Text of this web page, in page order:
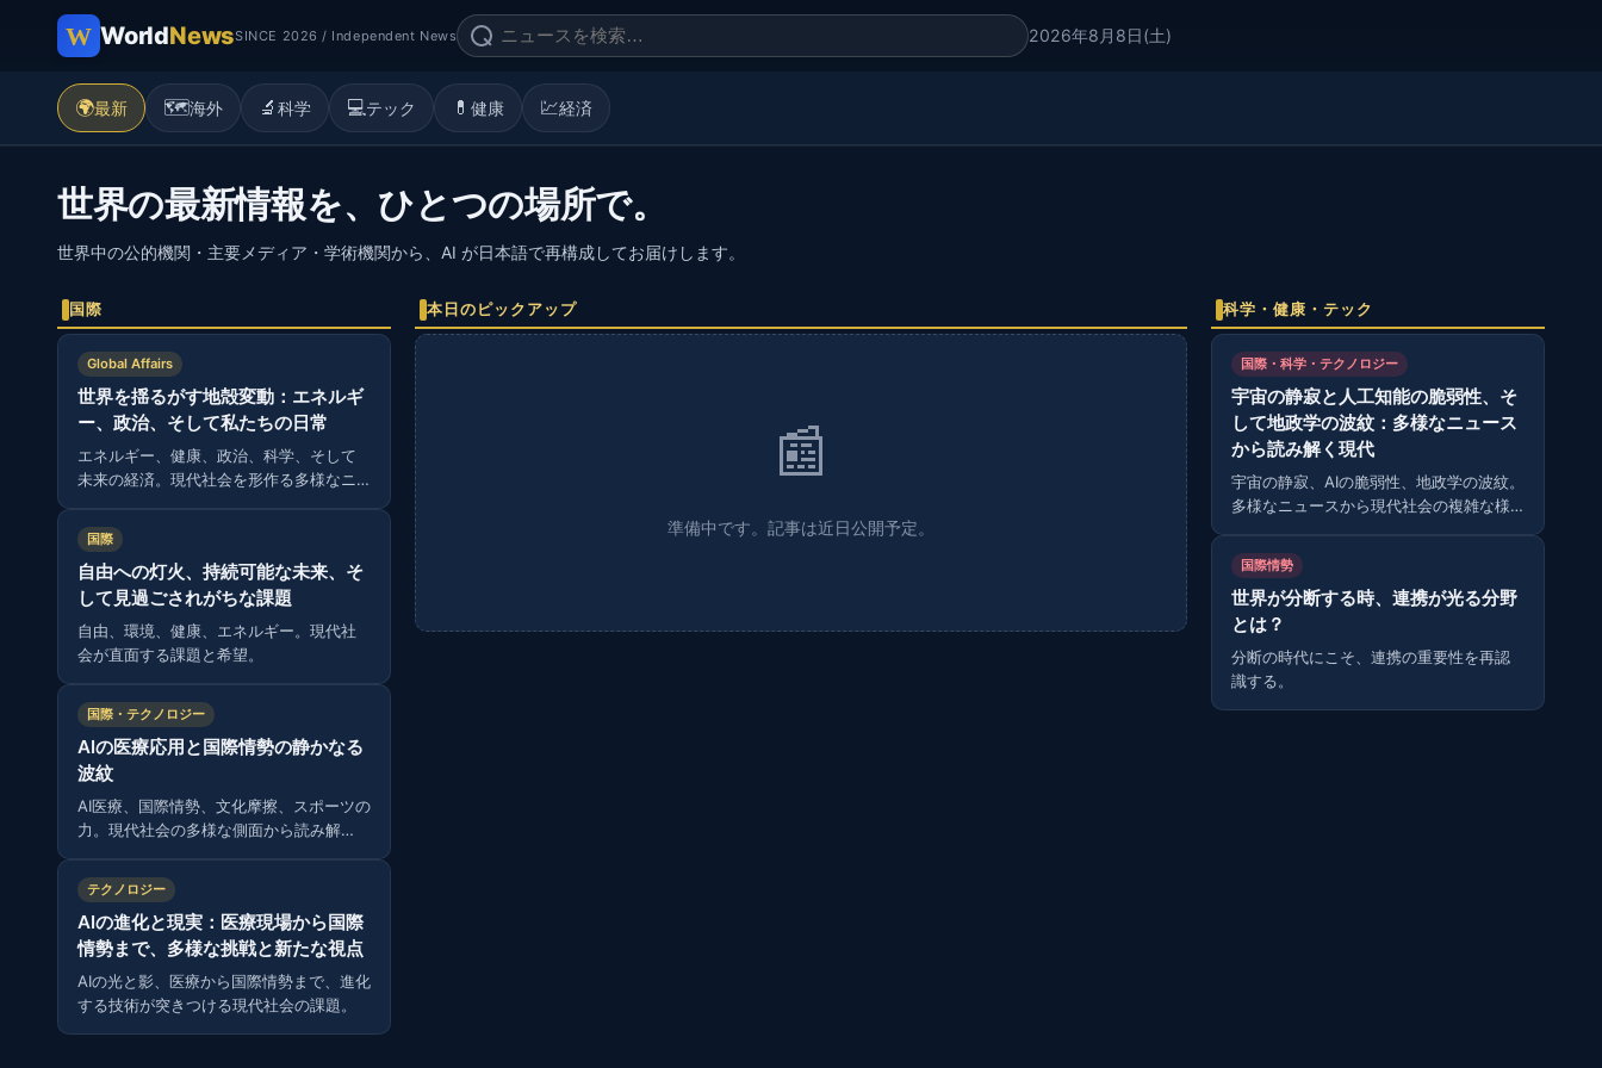
WorldNewsSINCE 2026 / Independent News 2026年8月8日(土)
🌍最新 🗺️海外 🔬 科学 💻テック 💊 健康 💹経済
世界の最新情報を、ひとつの場所で。
世界中の公的機関・主要メディア・学術機関から、AI が日本語で再構成してお届けします。
国際
Global Affairs
世界を揺るがす地殻変動：エネルギ
ー、政治、そして私たちの日常
エネルギー、健康、政治、科学、そして
未来の経済。現代社会を形作る多様なニ
点。
国際
自由への灯火、持続可能な未来、そ
して見過ごされがちな課題
自由、環境、健康、エネルギー。現代社
会が直面する課題と希望。
国際・テクノロジー
AIの医療応用と国際情勢の静かなる
波紋
AI医療、国際情勢、文化摩擦、スポーツの
力。現代社会の多様な側面から読み解
テクノロジー
AIの進化と現実：医療現場から国際
情勢まで、多様な挑戦と新たな視点
AIの光と影、医療から国際情勢まで、進化
する技術が突きつける現代社会の課題。
本日のピックアップ
📰
準備中です。記事は近日公開予定。
科学・健康・テック
国際・科学・テクノロジー
宇宙の静寂と人工知能の脆弱性、そ
して地政学の波紋：多様なニュース
から読み解く現代
宇宙の静寂、AIの脆弱性、地政学の波紋。
多様なニュースから現代社会の複雑な様
国際情勢
世界が分断する時、連携が光る分野
とは？
分断の時代にこそ、連携の重要性を再認
識する。